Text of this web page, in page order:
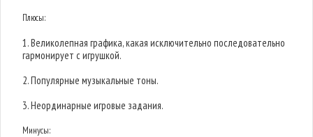
Плюсы:
1. Великолепная графика, какая исключительно последовательно
гармонирует с игрушкой.
2. Популярные музыкальные тоны.
3. Неординарные игровые задания.
Минусы: